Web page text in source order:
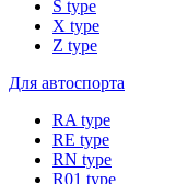
S type
X type
Z type
Для автоспорта
RA type
RE type
RN type
R01 type